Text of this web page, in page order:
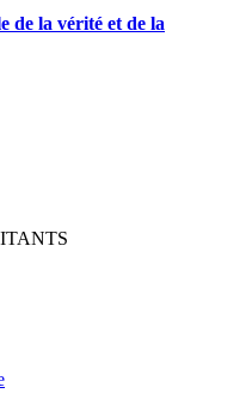
de la vérité et de la